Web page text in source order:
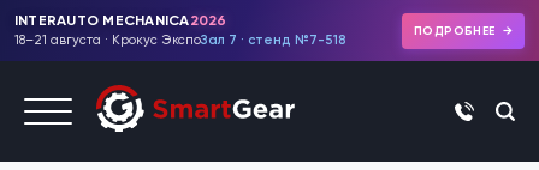
INTERAUTO MECHANICA2026
18–21 августа · Крокус ЭкспоЗал 7 · стенд №7-518
ПОДРОБНЕЕ
+7 (495)